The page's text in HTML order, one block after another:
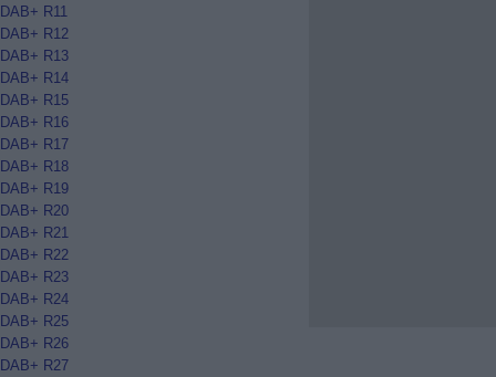
DAB+ R11
DAB+ R12
DAB+ R13
DAB+ R14
DAB+ R15
DAB+ R16
DAB+ R17
DAB+ R18
DAB+ R19
DAB+ R20
DAB+ R21
DAB+ R22
DAB+ R23
DAB+ R24
DAB+ R25
DAB+ R26
DAB+ R27